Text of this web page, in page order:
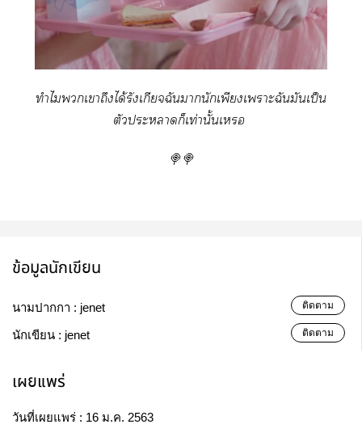
ทำไมเาถึงได้รังเกียจฉันานักเพียงเาะฉันมันเป็น
ตัวะาก็เท่านั้นเ
🍭🍭
ข้อมูลนักเขียน
นามปากกา : jenet ติดตาม
นักเขียน : jenet ติดตาม
เผยแพร่
วันที่เผยแพร่ : 16 ม.ค. 2563